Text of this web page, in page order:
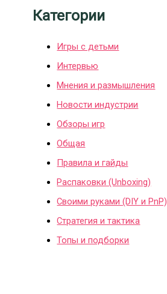
Категории
Игры с детьми
Интервью
Мнения и размышления
Новости индустрии
Обзоры игр
Общая
Правила и гайды
Распаковки (Unboxing)
Своими руками (DIY и PnP)
Стратегия и тактика
Топы и подборки